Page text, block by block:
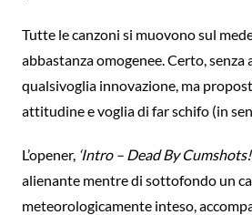
Tutte le canzoni si muovono sul
abbastanza omogenee. Certo, senza
qualsivoglia innovazione, ma
attitudine e voglia di far schifo (in
L’opener, ‘Intro – Dead By Cumshots!’
alienante mentre di sottofondo un
meteorologicamente inteso,